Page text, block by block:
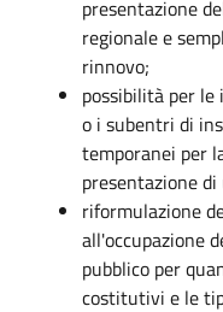
presentazione
regionale e
rinnovo;
possibilità per
o i subentri di
temporanei per
presentazione di
riformulazione
all'occupazione
pubblico per
costitutivi e le